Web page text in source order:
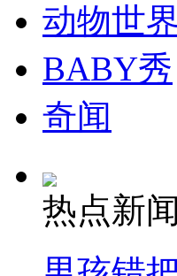
司机酒驾遇交警 急速
动物世
BABY秀
奇闻
热点新闻